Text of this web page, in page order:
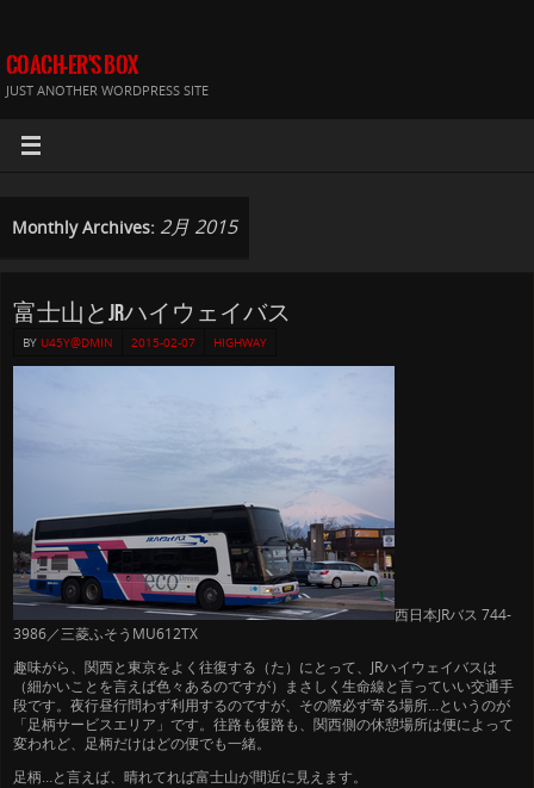
COACH-ER'S BOX
JUST ANOTHER WORDPRESS SITE
Monthly Archives: 2月 2015
富士山とJRハイウェイバス
BY U45Y@DMIN 2015-02-07 HIGHWAY
西日本JRバス 744-
3986／三菱ふそうMU612TX
趣味がら、関西と東京をよく往復する（た）にとって、JRハイウェイバスは
（細かいことを言えば色々あるのですが）まさしく生命線と言っていい交通手
段です。夜行昼行問わず利用するのですが、その際必ず寄る場所…というのが
「足柄サービスエリア」です。往路も復路も、関西側の休憩場所は便によって
変われど、足柄だけはどの便でも一緒。
足柄…と言えば、晴れてれば富士山が間近に見えます。